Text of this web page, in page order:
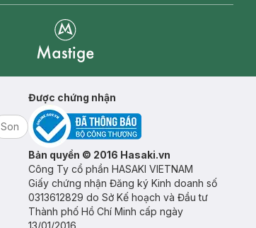
Son
Được chứng nhận
Bản quyền © 2016 Hasaki.vn
Công Ty cổ phần HASAKI VIETNAM
Giấy chứng nhận Đăng ký Kinh doanh số
0313612829 do Sở Kế hoạch và Đầu tư
Thành phố Hồ Chí Minh cấp ngày
13/01/2016